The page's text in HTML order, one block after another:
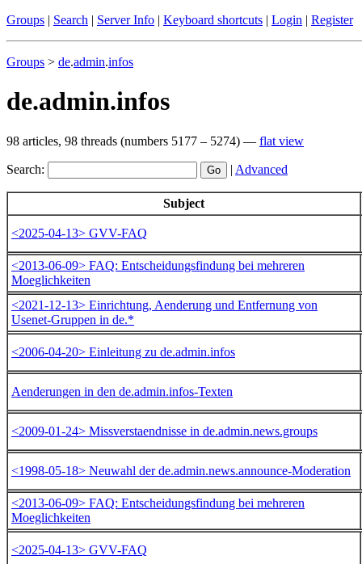
Groups | Search | Server Info | Keyboard shortcuts | Login | Register
Groups > de.admin.infos
de.admin.infos
98 articles, 98 threads (numbers 5177 – 5274) — flat view
Search: | Advanced
Subject
<2025-04-13> GVV-FAQ
<2013-06-09> FAQ: Entscheidungsfindung bei mehreren
Moeglichkeiten
<2021-12-13> Einrichtung, Aenderung und Entfernung von
Usenet-Gruppen in de.*
<2006-04-20> Einleitung zu de.admin.infos
Aenderungen in den de.admin.infos-Texten
<2009-01-24> Missverstaendnisse in de.admin.news.groups
<1998-05-18> Neuwahl der de.admin.news.announce-Moderation
<2013-06-09> FAQ: Entscheidungsfindung bei mehreren
Moeglichkeiten
<2025-04-13> GVV-FAQ